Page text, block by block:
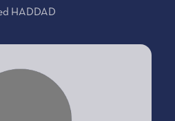
HADDAD